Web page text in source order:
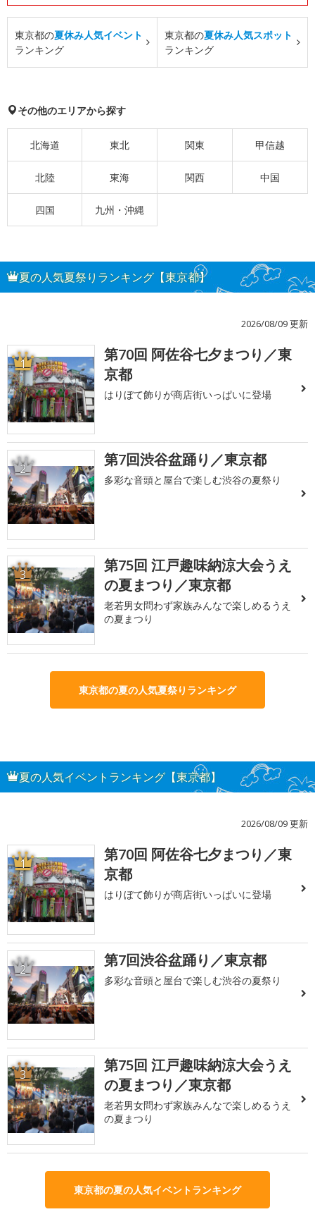
東京都の夏休み人気イベント
ランキング
東京都の夏休み人気スポット
ランキング
その他のエリアから探す
北海道 東北 関東 甲信越
北陸 東海 関西 中国
四国 九州・沖縄
夏の人気夏祭りランキング【東京都】
2026/08/09 更新
1
第70回 阿佐谷七夕まつり／東
京都
はりぼて飾りが商店街いっぱいに登場
2 第7回渋谷盆踊り／東京都
多彩な音頭と屋台で楽しむ渋谷の夏祭り
3
第75回 江戸趣味納涼大会うえ
の夏まつり／東京都
老若男女問わず家族みんなで楽しめるうえ
の夏まつり
東京都の夏の人気夏祭りランキング
夏の人気イベントランキング【東京都】
2026/08/09 更新
1
第70回 阿佐谷七夕まつり／東
京都
はりぼて飾りが商店街いっぱいに登場
2 第7回渋谷盆踊り／東京都
多彩な音頭と屋台で楽しむ渋谷の夏祭り
3
第75回 江戸趣味納涼大会うえ
の夏まつり／東京都
老若男女問わず家族みんなで楽しめるうえ
の夏まつり
東京都の夏の人気イベントランキング